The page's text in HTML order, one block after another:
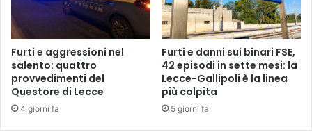
d
m
a
n
i
l
Furti e aggressioni nel
salento: quattro
provvedimenti del
Questore di Lecce
4 giorni fa
Furti e danni sui binari FSE,
42 episodi in sette mesi: la
Lecce-Gallipoli è la linea
più colpita
5 giorni fa